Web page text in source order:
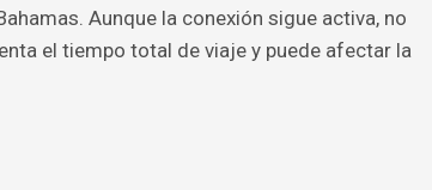
Aunque la conexión sigue activa, no
el tiempo total de viaje y puede afectar la